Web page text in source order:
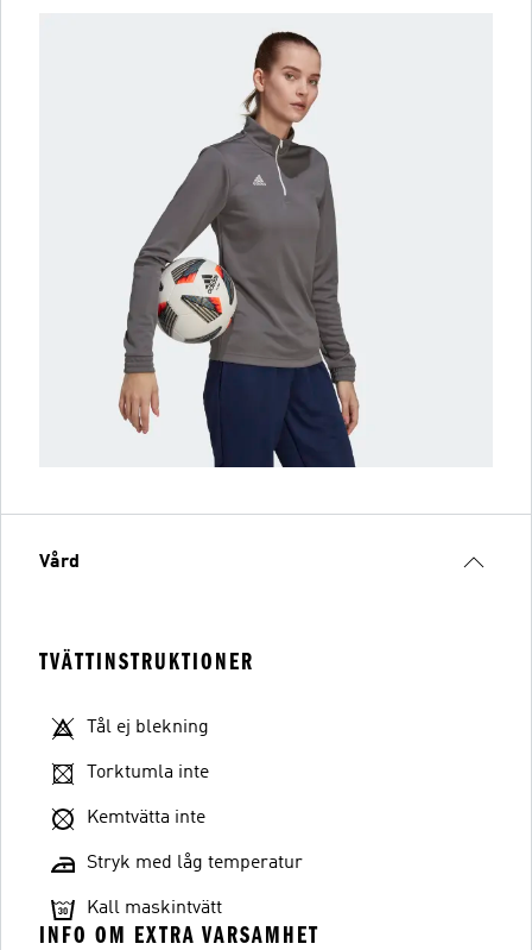
Vård
TVÄTTINSTRUKTIONER
Tål ej blekning
Torktumla inte
Kemtvätta inte
Stryk med låg temperatur
Kall maskintvätt
INFO OM EXTRA VARSAMHET